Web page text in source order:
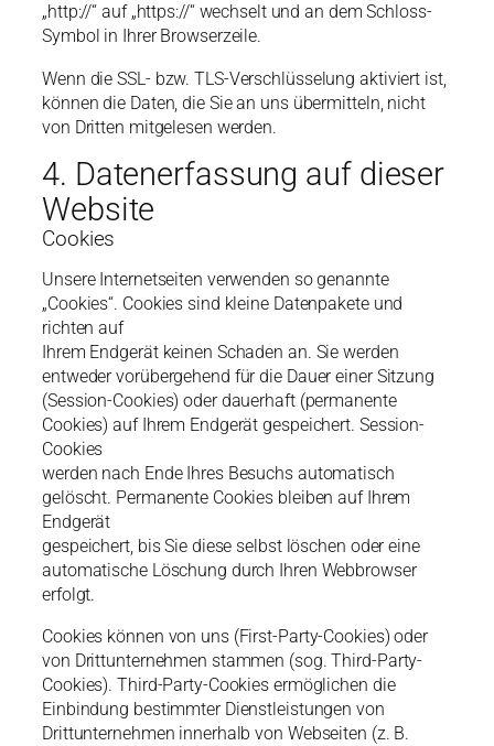
„http://“ auf „https://“ wechselt und an dem Schloss-
Symbol in Ihrer Browserzeile.
Wenn die SSL- bzw. TLS-Verschlüsselung aktiviert ist,
können die Daten, die Sie an uns übermitteln, nicht
von Dritten mitgelesen werden.
4. Datenerfassung auf dieser
Website
Cookies
Unsere Internetseiten verwenden so genannte
„Cookies“. Cookies sind kleine Datenpakete und
richten auf
Ihrem Endgerät keinen Schaden an. Sie werden
entweder vorübergehend für die Dauer einer Sitzung
(Session-Cookies) oder dauerhaft (permanente
Cookies) auf Ihrem Endgerät gespeichert. Session-
Cookies
werden nach Ende Ihres Besuchs automatisch
gelöscht. Permanente Cookies bleiben auf Ihrem
Endgerät
gespeichert, bis Sie diese selbst löschen oder eine
automatische Löschung durch Ihren Webbrowser
erfolgt.
Cookies können von uns (First-Party-Cookies) oder
von Drittunternehmen stammen (sog. Third-Party-
Cookies). Third-Party-Cookies ermöglichen die
Einbindung bestimmter Dienstleistungen von
Drittunternehmen innerhalb von Webseiten (z. B.